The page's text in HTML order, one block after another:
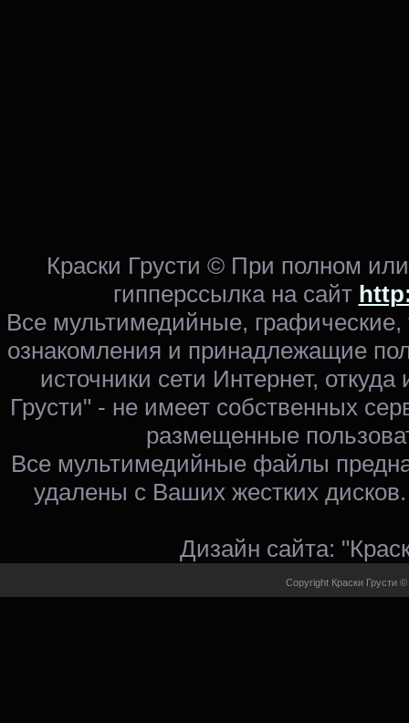
Краски Грусти © При полном
гипперссылка на сайт
Все мультимедийные,
ознакомления и принадлежащие
источники сети Интернет,
Грусти" - не имеет собственных
размещенные
Все мультимедийные файлы
удалены с Ваших жестких
Дизайн сайта:
Copyright Краски Грусти